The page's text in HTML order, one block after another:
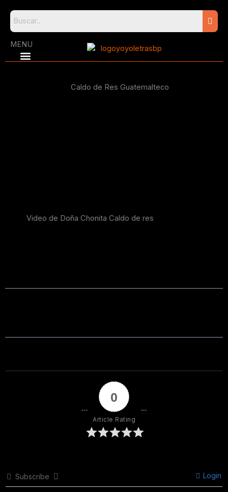
content
MENU
Caldo de Res Guatemalteco
Video de Doña Chonita Caldo de res
0
Article Rating
Subscribe Login